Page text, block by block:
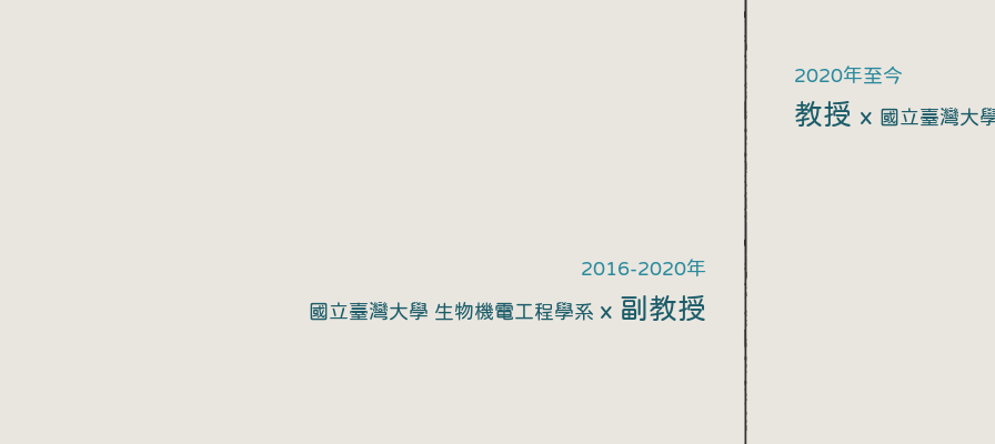
2020年至今
教授 x 國立臺灣大
2016-2020年
國立臺灣大學 生物機電工程學系 x 副教授